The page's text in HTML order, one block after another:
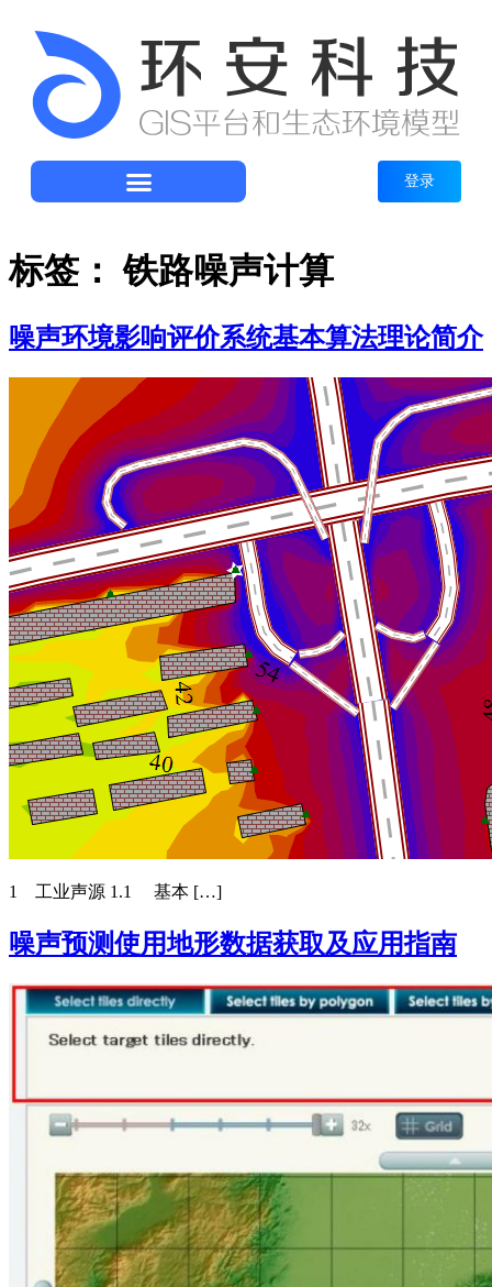
登录
标签：铁路噪声计算
噪声环境影响评价系统基本算法理论简介
1 工业声源 1.1 基本 […]
噪声预测使用地形数据获取及应用指南